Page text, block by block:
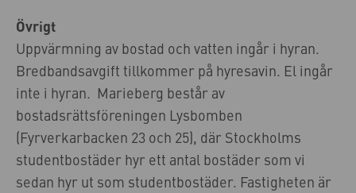
Övrigt
Uppvärmning av bostad och vatten ingår i hyran.
Bredbandsavgift tillkommer på hyresavin. El ingår
inte i hyran. Marieberg består av
bostadsrättsföreningen Lysbomben
(Fyrverkarbacken 23 och 25), där Stockholms
studentbostäder hyr ett antal bostäder som vi
sedan hyr ut som studentbostäder. Fastigheten är